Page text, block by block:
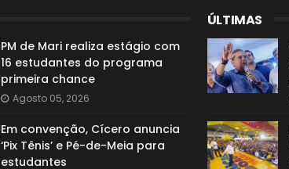
PM de Mari realiza estágio com
16 estudantes do programa
primeira chance
Agosto 05, 2026
Em convenção, Cícero anuncia
‘Pix Tênis’ e Pé-de-Meia para
estudantes
ÚLTIMAS